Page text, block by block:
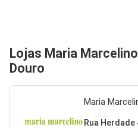
Lojas Maria
Douro
Maria
Rua Herdade